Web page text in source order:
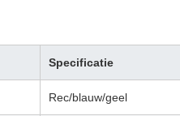
Specificatie
Rec/blauw/geel